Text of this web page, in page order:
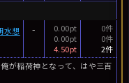
水想 -
0.00pt
0.00pt
4.50pt
0件
0件
2件
が稲荷神となって、はや三百